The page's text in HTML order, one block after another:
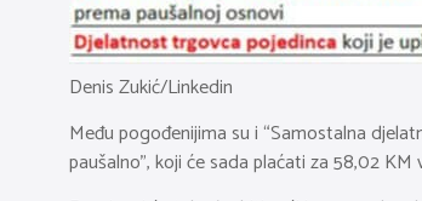
Denis Zukić/Linkedin
Među pogođenijima su i “Samostalna
paušalno”, koji će sada plaćati za 58,02